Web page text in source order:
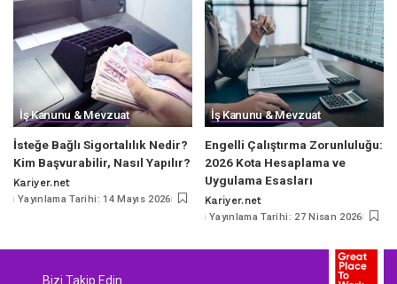
İş Kanunu & Mevzuat
İsteğe Bağlı Sigortalılık Nedir?
Kim Başvurabilir, Nasıl Yapılır?
Posted
by
Kariyer.net
Yayınlama Tarihi: 14 Mayıs 2026
İş Kanunu & Mevzuat
Engelli Çalıştırma Zorunluluğu:
2026 Kota Hesaplama ve
Uygulama Esasları
Posted
by
Kariyer.net
Yayınlama Tarihi: 27 Nisan 2026
Bizi Takip Edin